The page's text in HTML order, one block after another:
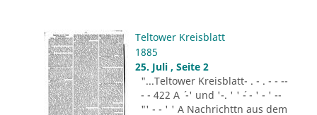
Teltower Kreisblatt
1885
25. Juli , Seite 2
"...Teltower Kreisblatt- . - . - - --
- - 422 A ´ -' und '-. ' ' ´- - ' - ' --
"' - - ' ' A Nachrichttn aus dem